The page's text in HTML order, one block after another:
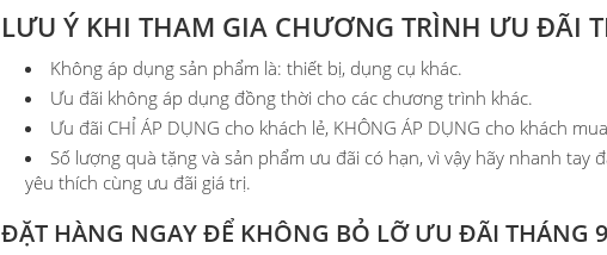
LƯU Ý KHI THAM GIA CHƯƠNG TRÌNH ƯU ĐÃI
Không áp dụng sản phẩm là: thiết bị, dụng cụ khác.
Ưu đãi không áp dụng đồng thời cho các chương trình khác.
Ưu đãi CHỈ ÁP DỤNG cho khách lẻ, KHÔNG ÁP DỤNG cho khách
Số lượng quà tặng và sản phẩm ưu đãi có hạn, vì vậy hãy nhanh
yêu thích cùng ưu đãi giá trị.
ĐẶT HÀNG NGAY ĐỂ KHÔNG BỎ LỠ ƯU ĐÃI THÁNG 9